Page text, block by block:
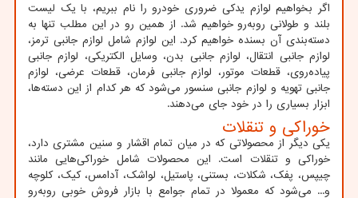
اگر بخواهیم لوازم یدکی ضروری خودرو را نام ببریم، با یک لیست
بلند و طولانی روبه‌رو خواهیم شد. از همین رو در این مطلب تنها به
دسته‌بندی آن بسنده خواهیم کرد. این لوازم شامل لوازم جانبی ترمز،
لوازم جانبی انتقال، لوازم جانبی بدن، وسایل الکتریکی، لوازم جانبی
پیاده‌روی، قطعات موتور، لوازم جانبی فرمان، قطعات عرضی، لوازم
جانبی تهویه و لوازم جانبی سنسور می‌شود که هر کدام از این دسته‌ها،
ابزار بسیاری را در خود جای می‌دهند.
خوراکی و تنقلات
یکی دیگر از محصولاتی که در میان تمام اقشار و سنین مشتری دارد،
خوراکی و تنقلات است. این محصولات شامل خوراکی‌هایی مانند
چیپس، پفک، شکلات، بستنی، پاستیل، لواشک، آدامس، کیک، کلوچه
و... می‌شود که معمولا در تمام جوامع با بازار فروش خوبی روبه‌رو